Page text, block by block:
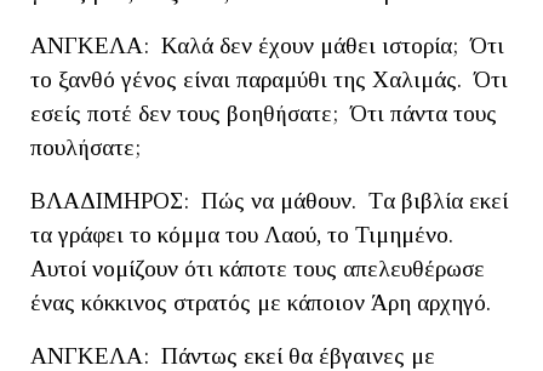
ΑΝΓΚΕΛΑ: Καλά δεν έχουν μάθει ιστορία; Ότι
το ξανθό γένος είναι παραμύθι της Χαλιμάς. Ότι
εσείς ποτέ δεν τους βοηθήσατε; Ότι πάντα τους
πουλήσατε;
ΒΛΑΔΙΜΗΡΟΣ: Πώς να μάθουν. Tα βιβλία εκεί
τα γράφει το κόμμα του Λαού, το Τιμημένο.
Αυτοί νομίζουν ότι κάποτε τους απελευθέρωσε
ένας κόκκινος στρατός με κάποιον Άρη αρχηγό.
ΑΝΓΚΕΛΑ: Πάντως εκεί θα έβγαινες με